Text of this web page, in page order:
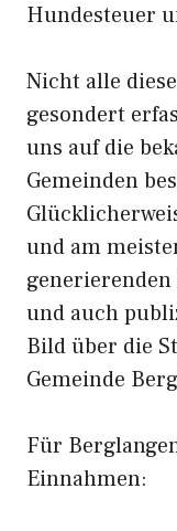
Hundesteuer
Nicht alle
gesondert
uns auf die
Gemeinden
und am
und auch
Bild über die
Gemeinde
Für
Einnahmen: